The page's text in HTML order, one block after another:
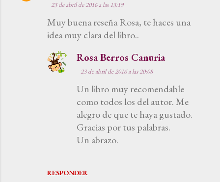
23 de abril de 2016 a las 13:19
Muy buena reseña Rosa, te haces una
idea muy clara del libro..
RESPONDER
Rosa Berros Canuria
23 de abril de 2016 a las 20:08
Un libro muy recomendable
como todos los del autor. Me
alegro de que te haya gustado.
Gracias por tus palabras.
Un abrazo.